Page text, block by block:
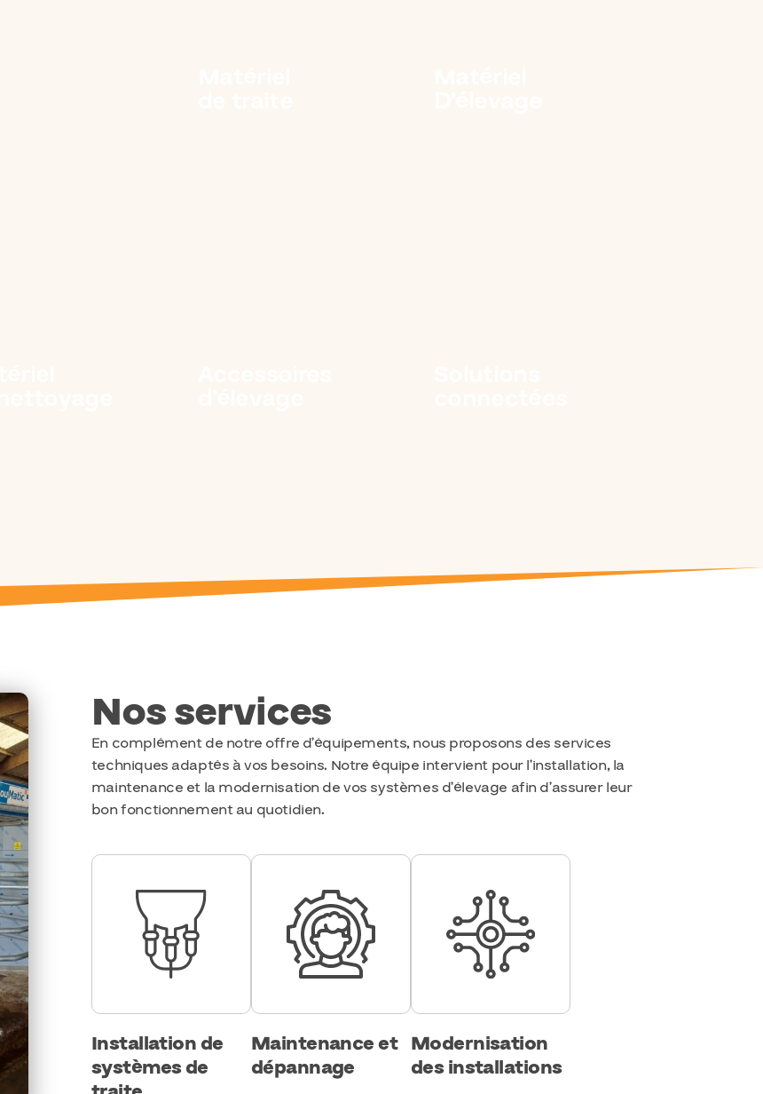
Nos services
En complément de notre offre d’équipements, nous proposons des services
techniques adaptés à vos besoins. Notre équipe intervient pour l’installation, la
maintenance et la modernisation de vos systèmes d’élevage afin d’assurer leur
bon fonctionnement au quotidien.
Installation de
systèmes de
Maintenance et
dépannage
Modernisation
des installations